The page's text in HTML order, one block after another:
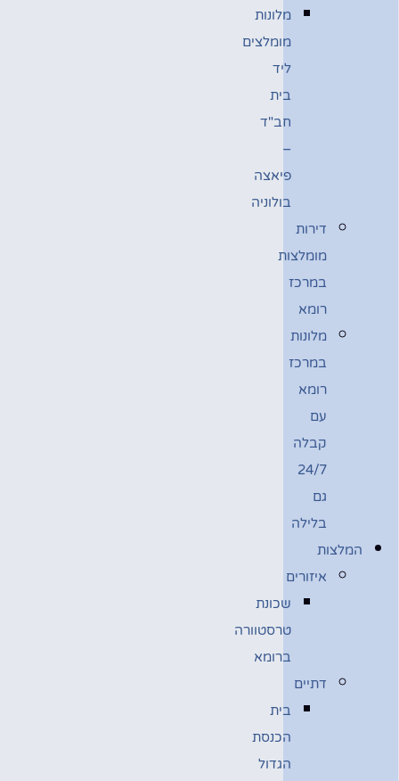
מלונות
מומלצים
ליד
בית
חב"ד
–
פיאצה
בולוניה
דירות
מומלצות
במרכז
רומא
מלונות
במרכז
רומא
עם
קבלה
24/7
גם
בלילה
המלצות
איזורים
שכונת
טרסטוורה
ברומא
דתיים
בית
הכנסת
הגדול